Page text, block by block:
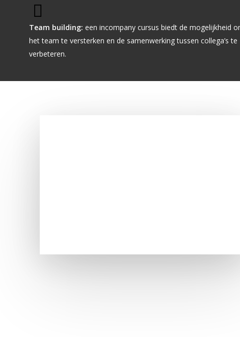
Team building: een incompany cursus biedt de mogelijkheid
het team te versterken en de samenwerking tussen collega’s te
verbeteren.